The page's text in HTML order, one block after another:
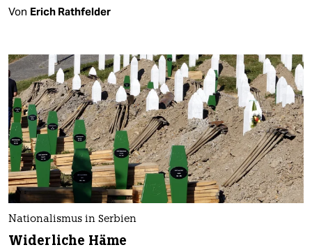
Von Erich Rathfelder
Nationalismus in Serbien
Widerliche Häme